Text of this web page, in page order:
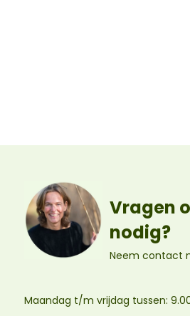
Vragen
nodig?
Neem contact
Maandag t/m vrijdag tussen: